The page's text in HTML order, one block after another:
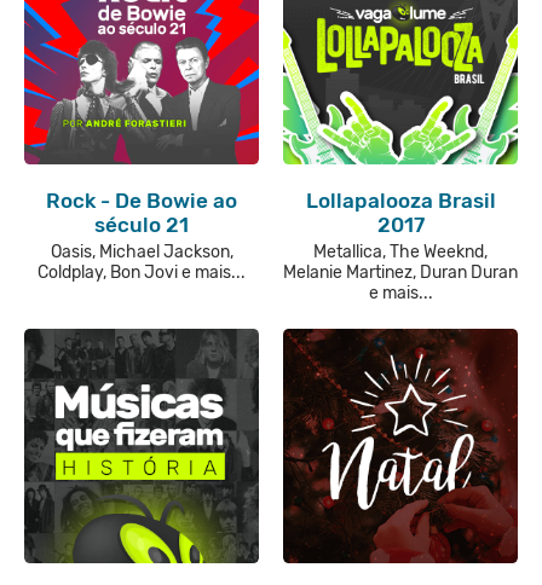
Rock - De Bowie ao
século 21
Oasis, Michael Jackson,
Coldplay, Bon Jovi e mais...
Lollapalooza Brasil
2017
Metallica, The Weeknd,
Melanie Martinez, Duran Duran
e mais...